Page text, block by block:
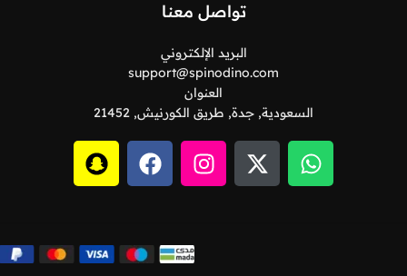
تواصل معنا
البريد الإلكتروني
support@spinodino.com
العنوان
السعودية, جدة, طريق الكورنيش, 21452